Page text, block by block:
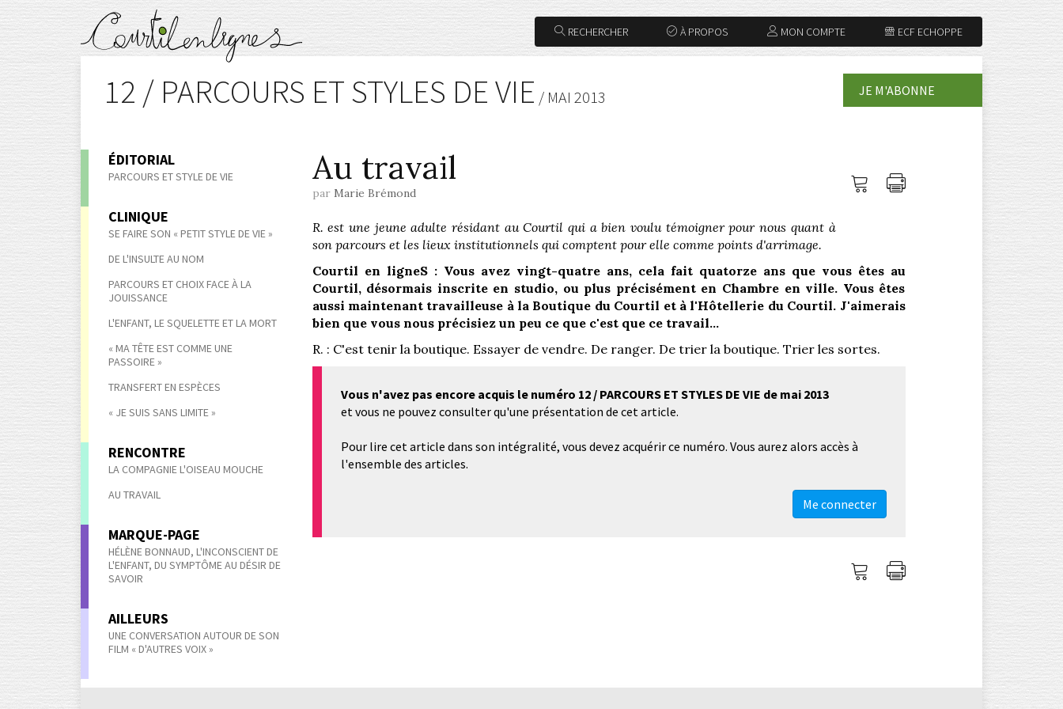
ECF ECHOPPE
MON COMPTE
À PROPOS
RECHERCHER
12 / PARCOURS ET STYLES DE VIE / MAI 2013 JE M'ABONNE
ÉDITORIAL
PARCOURS ET STYLE DE VIE
CLINIQUE
SE FAIRE SON « PETIT STYLE DE VIE »
DE L'INSULTE AU NOM
PARCOURS ET CHOIX FACE À LA
JOUISSANCE
L'ENFANT, LE SQUELETTE ET LA MORT
« MA TÊTE EST COMME UNE
PASSOIRE »
TRANSFERT EN ESPÈCES
« JE SUIS SANS LIMITE »
RENCONTRE
LA COMPAGNIE L'OISEAU MOUCHE
AU TRAVAIL
MARQUE-PAGE
HÉLÈNE BONNAUD, L'INCONSCIENT DE
L'ENFANT, DU SYMPTÔME AU DÉSIR DE
SAVOIR
AILLEURS
UNE CONVERSATION AUTOUR DE SON
FILM « D'AUTRES VOIX »
Me
Imprimer
Au travail
par Marie Brémond
R. est une jeune adulte résidant au Courtil qui a bien voulu témoigner pour nous quant à
son parcours et les lieux institutionnels qui comptent pour elle comme points d'arrimage.
Courtil en ligneS : Vous avez vingt-quatre ans, cela fait quatorze ans que vous êtes au
Courtil, désormais inscrite en studio, ou plus précisément en Chambre en ville. Vous êtes
aussi maintenant travailleuse à la Boutique du Courtil et à l'Hôtellerie du Courtil. J'aimerais
bien que vous nous précisiez un peu ce que c'est que ce travail…
R. : C'est tenir la boutique. Essayer de vendre. De ranger. De trier la boutique. Trier les sortes.
Vous n'avez pas encore acquis le numéro 12 / PARCOURS ET STYLES DE VIE de mai 2013
et vous ne pouvez consulter qu'une présentation de cet article.
Pour lire cet article dans son intégralité, vous devez acquérir ce numéro. Vous aurez alors accès à
l'ensemble des articles.
Me connecter
Me
Imprimer